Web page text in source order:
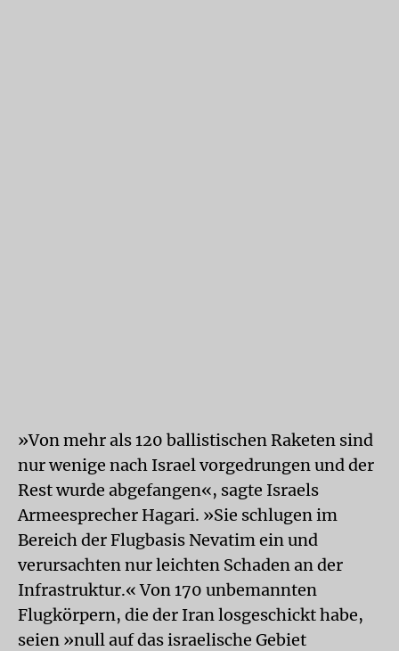
»Von mehr als 120 ballistischen Raketen sind
nur wenige nach Israel vorgedrungen und der
Rest wurde abgefangen«, sagte Israels
Armeesprecher Hagari. »Sie schlugen im
Bereich der Flugbasis Nevatim ein und
verursachten nur leichten Schaden an der
Infrastruktur.« Von 170 unbemannten
Flugkörpern, die der Iran losgeschickt habe,
seien »null auf das israelische Gebiet